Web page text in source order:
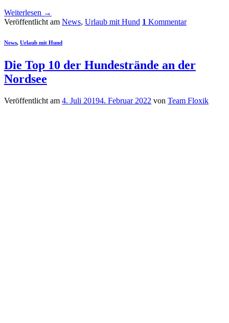
Weiterlesen →
Veröffentlicht am News, Urlaub mit Hund 1 Kommentar
News, Urlaub mit Hund
Die Top 10 der Hundestrände an der
Nordsee
Veröffentlicht am 4. Juli 20194. Februar 2022 von Team Floxik